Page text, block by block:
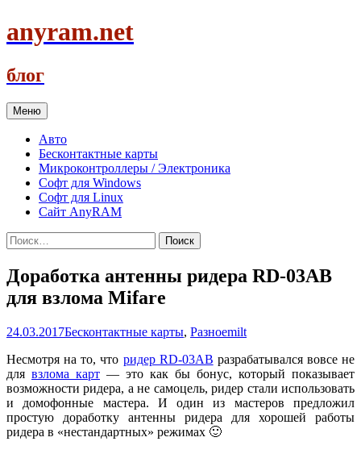
anyram.net
блог
Меню Перейти
к
содержимому
Авто
Бесконтактные карты
Микроконтроллеры / Электроника
Софт для Windows
Софт для Linux
Сайт AnyRAM
Найти:
Доработка антенны ридера RD-03AB
для взлома Mifare
24.03.2017Бесконтактные карты, Разноеmilt
Несмотря на то, что ридер RD-03AB разрабатывался вовсе не
для взлома карт — это как бы бонус, который показывает
возможности ридера, а не самоцель, ридер стали использовать
и домофонные мастера. И один из мастеров предложил
простую доработку антенны ридера для хорошей работы
ридера в «нестандартных» режимах 🙂